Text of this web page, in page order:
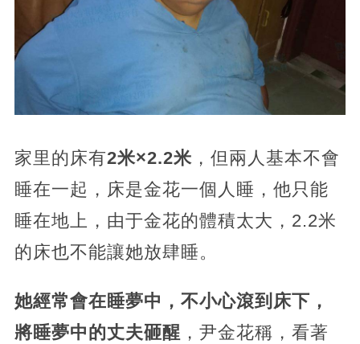
家里的床有2米×2.2米，但兩人基本不會
睡在一起，床是金花一個人睡，他只能
睡在地上，由于金花的體積太大，2.2米
的床也不能讓她放肆睡。
她經常會在睡夢中，不小心滾到床下，
將睡夢中的丈夫砸醒 ，尹金花稱，看著